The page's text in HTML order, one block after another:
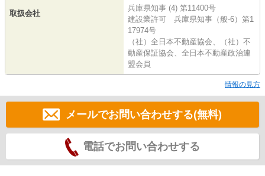
取扱会社
兵庫県知事 (4) 第11400号
建設業許可 兵庫県知事（般-6）第1
17974号
（社）全日本不動産協会、（社）不
動産保証協会、全日本不動産政治連
盟会員
情報の見方
メールでお問い合わせする(無料)
電話でお問い合わせする